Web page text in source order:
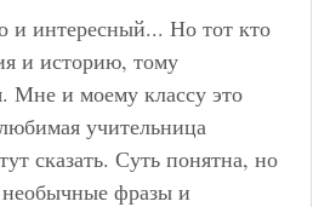
и интересный... Но тот кто
и историю, тому
Мне и моему классу это
учительница
сказать. Суть понятна, но
необычные фразы и